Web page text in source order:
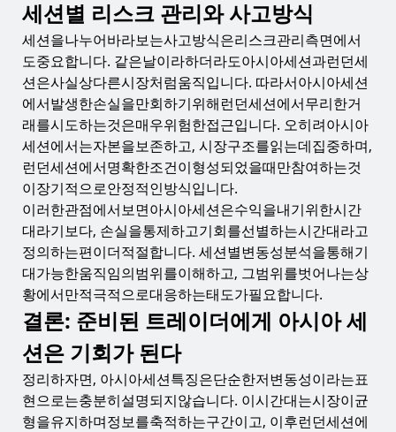
세션별 리스크 관리와 사고방식
세션을나누어바라보는사고방식은리스크관리측면에서
도중요합니다. 같은날이라하더라도아시아세션과런던세
션은사실상다른시장처럼움직입니다. 따라서아시아세션
에서발생한손실을만회하기위해런던세션에서무리한거
래를시도하는것은매우위험한접근입니다. 오히려아시아
세션에서는자본을보존하고, 시장구조를읽는데집중하며,
런던세션에서명확한조건이형성되었을때만참여하는것
이장기적으로안정적인방식입니다.
이러한관점에서보면아시아세션은수익을내기위한시간
대라기보다, 손실을통제하고기회를선별하는시간대라고
정의하는편이더적절합니다. 세션별변동성분석을통해기
대가능한움직임의범위를이해하고, 그범위를벗어나는상
황에서만적극적으로대응하는태도가필요합니다.
결론: 준비된 트레이더에게 아시아 세
션은 기회가 된다
정리하자면, 아시아세션특징은단순한저변동성이라는표
현으로는충분히설명되지않습니다. 이시간대는시장이균
형을유지하며정보를축적하는구간이고, 이후런던세션에